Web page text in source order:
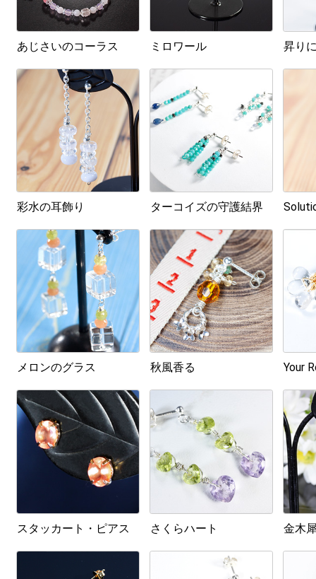
あじさいのコーラス ミロワール 昇り
彩水の耳飾り ターコイズの守護結界
メロンのグラス 秋風香る Your
スタッカート・ピアス さくらハート 金木